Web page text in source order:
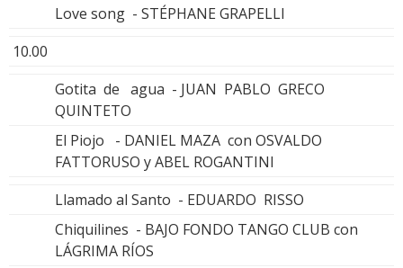
Love song - STÉPHANE GRAPELLI
10.00
Gotita de agua - JUAN PABLO GRECO
QUINTETO
El Piojo - DANIEL MAZA con OSVALDO
FATTORUSO y ABEL ROGANTINI
Llamado al Santo - EDUARDO RISSO
Chiquilines - BAJO FONDO TANGO CLUB con
LÁGRIMA RÍOS